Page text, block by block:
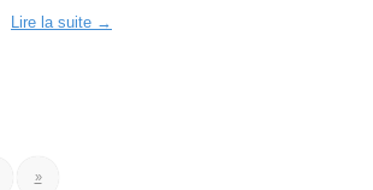
Lire la suite →
»